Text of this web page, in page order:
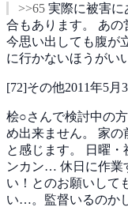
>>65 実際に被害に
合もあります。 あの
今思い出しても腹が
に行かないほうがい
[72]その他2011年5月
桧○さんで検討中の
め出来ません。 家の
と感じます。
日曜・
ンカン… 休日に作業
い！とのお願いして
い…。監督いるのか